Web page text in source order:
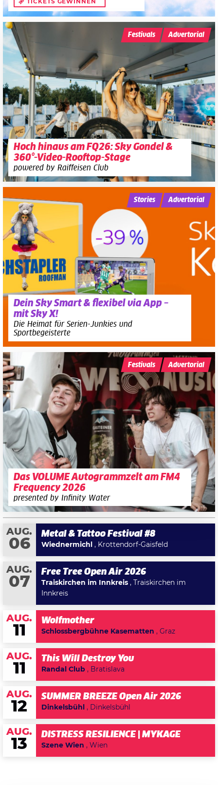
TICKETS GEWINNEN
Hoch hinaus am FQ26: Sky Gondel &
360°-Video-Rooftop-Stage
powered by Raiffeisen Club
Festivals Advertorial
Dein Sky Smart & flexibel via App –
mit Sky X!
Die Heimat für Serien-Junkies und
Sportbegeisterte
Stories Advertorial
Das VOLUME Autogrammzelt am FM4
Frequency 2026
presented by Infinity Water
Festivals Advertorial
AUG.
06
Metal & Tattoo Festival #8
Wiednermichl , Krottendorf-Gaisfeld
AUG.
07
Free Tree Open Air 2026
Traiskirchen im Innkreis , Traiskirchen im
Innkreis
AUG.
11
Wolfmother
Schlossbergbühne Kasematten , Graz
AUG.
11
This Will Destroy You
Randal Club , Bratislava
AUG.
12
SUMMER BREEZE Open Air 2026
Dinkelsbühl , Dinkelsbühl
AUG.
13
DISTRESS RESILIENCE | MYKAGE
Szene Wien , Wien